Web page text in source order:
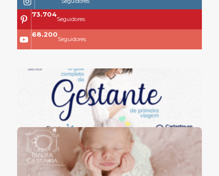
73.704
Seguidores
68.200
Seguidores